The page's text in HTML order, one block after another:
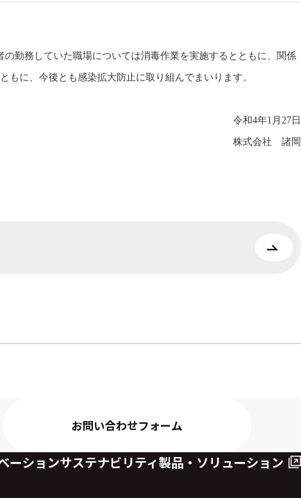
勤務していた職場については消毒作業を実施するとともに、関係
に、今後とも感染拡大防止に取り組んでまいります。
令和4年1 月 27 日
株式会社 諸岡
お問い合わせフォーム
ーションサステナビリティ製品・ソリューション